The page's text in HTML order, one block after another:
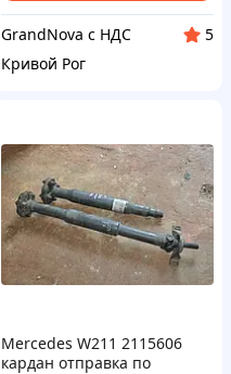
GrandNova с НДС
5
Кривой Рог
Mercedes W211 2115606
кардан отправка по